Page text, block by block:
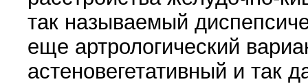
так называемый
еще артрологический
астеновегетативный и так